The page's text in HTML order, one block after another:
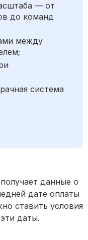
— от
до команд
между
система
данные о
дате оплаты
ставить условия
даты.